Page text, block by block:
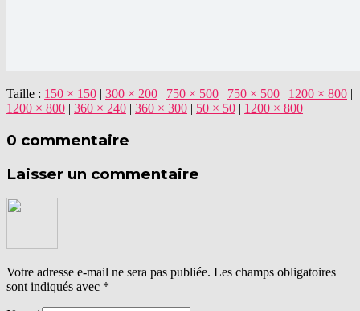
Taille : 150 × 150 | 300 × 200 | 750 × 500 | 750 × 500 | 1200 × 800 |
1200 × 800 | 360 × 240 | 360 × 300 | 50 × 50 | 1200 × 800
0 commentaire
Laisser un commentaire
Votre adresse e-mail ne sera pas publiée. Les champs obligatoires
sont indiqués avec *